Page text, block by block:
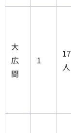
大
広
間
1
17
人